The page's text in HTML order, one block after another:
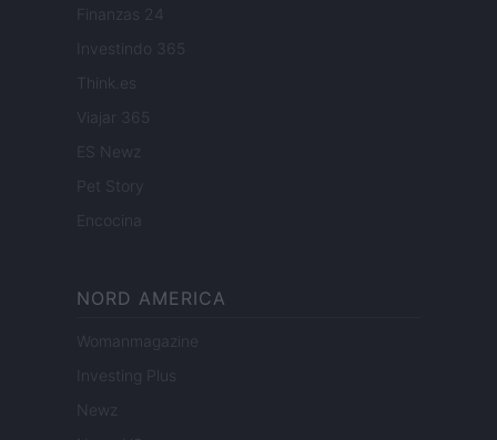
Finanzas 24
Investindo 365
Think.es
Viajar 365
ES Newz
Pet Story
Encocina
NORD AMERICA
Womanmagazine
Investing Plus
Newz